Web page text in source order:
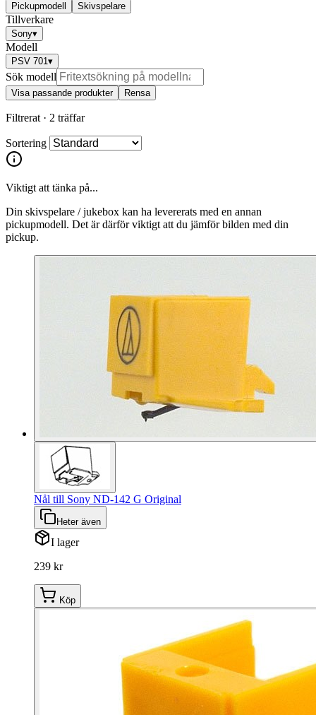
Pickupmodell Skivspelare
Tillverkare
Sony▾
Modell
PSV 701▾
Sök modell
Visa passande produkter Rensa
Filtrerat · 2 träffar
Sortering
Viktigt att tänka på...
Din skivspelare / jukebox kan ha levererats med en annan
pickupmodell. Det är därför viktigt att du jämför bilden med din
pickup.
Nål till Sony ND-142 G Original
Heter även
I lager
239 kr
Köp